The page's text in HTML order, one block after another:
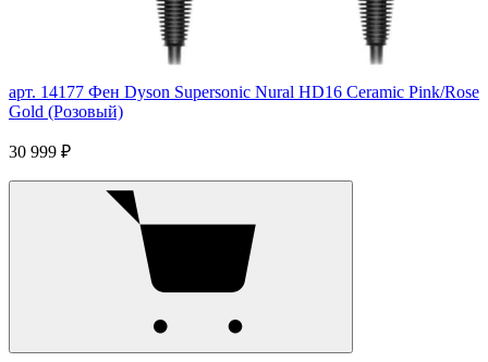
арт. 14177 Фен Dyson Supersonic Nural HD16 Ceramic Pink/Rose
Gold (Розовый)
30 999 ₽